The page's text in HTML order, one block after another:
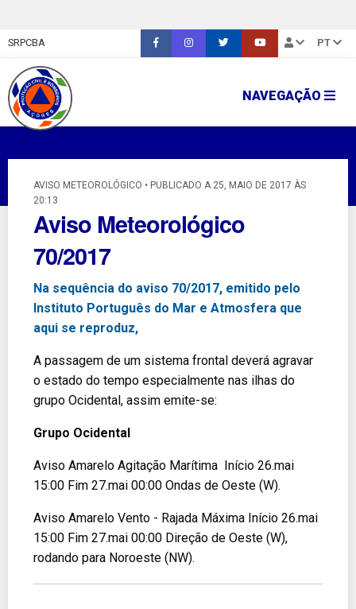
SRPCBA PT
NAVEGAÇÃO
AVISO METEOROLÓGICO • PUBLICADO A 25, MAIO DE 2017 ÀS
20:13
Aviso Meteorológico
70/2017
Na sequência do aviso 70/2017, emitido pelo
Instituto Português do Mar e Atmosfera que
aqui se reproduz,
A passagem de um sistema frontal deverá agravar
o estado do tempo especialmente nas ilhas do
grupo Ocidental, assim emite-se:
Grupo Ocidental
Aviso Amarelo Agitação Marítima Início 26.mai
15:00 Fim 27.mai 00:00 Ondas de Oeste (W).
Aviso Amarelo Vento - Rajada Máxima Início 26.mai
15:00 Fim 27.mai 00:00 Direção de Oeste (W),
rodando para Noroeste (NW).